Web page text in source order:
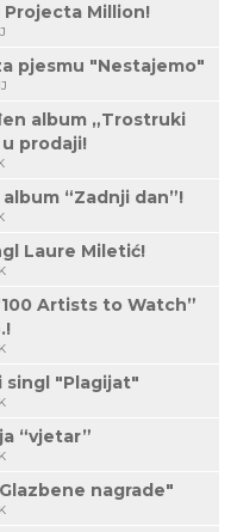
Projecta Million!
pjesmu "Nestajemo"
album „Trostruki
prodaji!
“Zadnji dan”!
Laure Miletić!
Artists to Watch”
singl "Plagijat"
“vjetar”
nagrade"